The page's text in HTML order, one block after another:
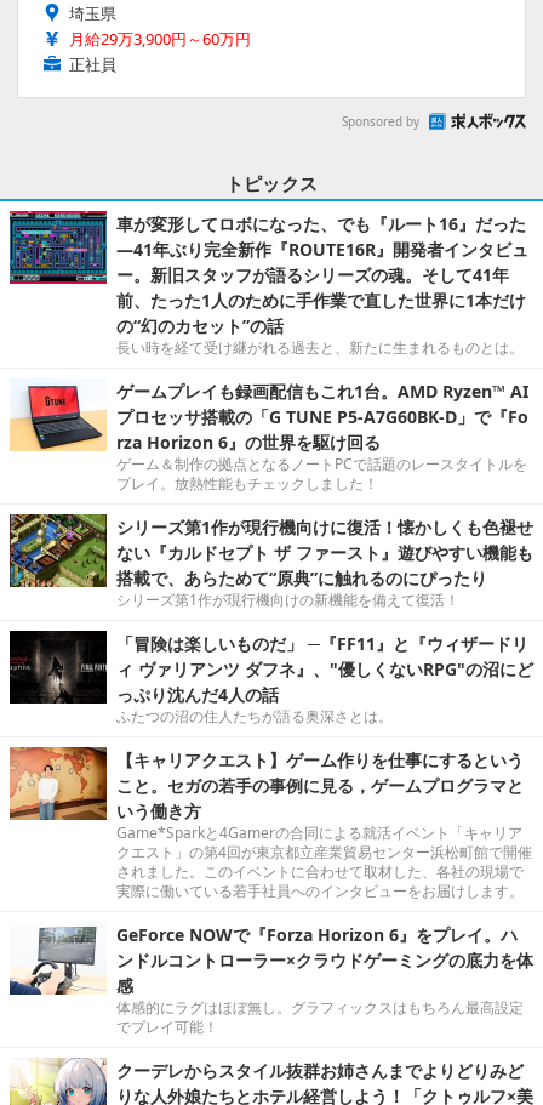
埼玉県
月給29万3,900円～60万円
正社員
Sponsored by
トピックス
車が変形してロボになった、でも『ルート16』だった
―41年ぶり完全新作『ROUTE16R』開発者インタビュ
ー。新旧スタッフが語るシリーズの魂。そして41年
前、たった1人のために手作業で直した世界に1本だけ
の“幻のカセット”の話
長い時を経て受け継がれる過去と、新たに生まれるものとは。
ゲームプレイも録画配信もこれ1台。AMD Ryzen™ AI
プロセッサ搭載の「G TUNE P5-A7G60BK-D」で『Fo
rza Horizon 6』の世界を駆け回る
ゲーム＆制作の拠点となるノートPCで話題のレースタイトルを
プレイ。放熱性能もチェックしました！
シリーズ第1作が現行機向けに復活！懐かしくも色褪せ
ない『カルドセプト ザ ファースト』遊びやすい機能も
搭載で、あらためて“原典”に触れるのにぴったり
シリーズ第1作が現行機向けの新機能を備えて復活！
「冒険は楽しいものだ」 ─『FF11』と『ウィザードリ
ィ ヴァリアンツ ダフネ』、"優しくないRPG"の沼にど
っぷり沈んだ4人の話
ふたつの沼の住人たちが語る奥深さとは。
【キャリアクエスト】ゲーム作りを仕事にするという
こと。セガの若手の事例に見る，ゲームプログラマと
いう働き方
Game*Sparkと4Gamerの合同による就活イベント「キャリア
クエスト」の第4回が東京都立産業貿易センター浜松町館で開催
されました。このイベントに合わせて取材した、各社の現場で
実際に働いている若手社員へのインタビューをお届けします。
GeForce NOWで『Forza Horizon 6』をプレイ。ハ
ンドルコントローラー×クラウドゲーミングの底力を体
感
体感的にラグはほぼ無し。グラフィックスはもちろん最高設定
でプレイ可能！
クーデレからスタイル抜群お姉さんまでよりどりみど
りな人外娘たちとホテル経営しよう！「クトゥルフ×美